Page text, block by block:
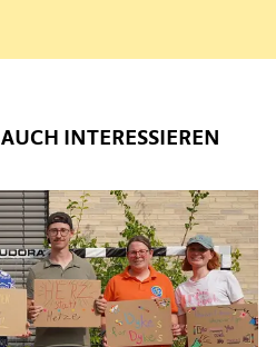
INTERESSIEREN